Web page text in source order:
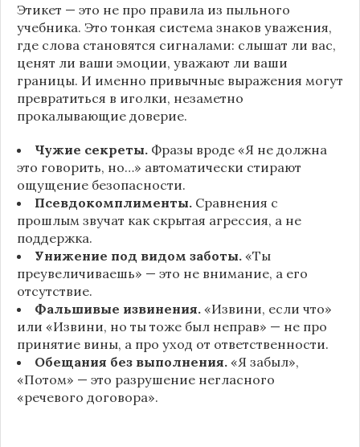
Этикет — это не про правила из пыльного
учебника. Это тонкая система знаков уважения,
где слова становятся сигналами: слышат ли вас,
ценят ли ваши эмоции, уважают ли ваши
границы. И именно привычные выражения могут
превратиться в иголки, незаметно
прокалывающие доверие.
Чужие секреты. Фразы вроде «Я не должна
это говорить, но…» автоматически стирают
ощущение безопасности.
Псевдокомплименты. Сравнения с
прошлым звучат как скрытая агрессия, а не
поддержка.
Унижение под видом заботы. «Ты
преувеличиваешь» — это не внимание, а его
отсутствие.
Фальшивые извинения. «Извини, если что»
или «Извини, но ты тоже был неправ» — не про
принятие вины, а про уход от ответственности.
Обещания без выполнения. «Я забыл»,
«Потом» — это разрушение негласного
«речевого договора».